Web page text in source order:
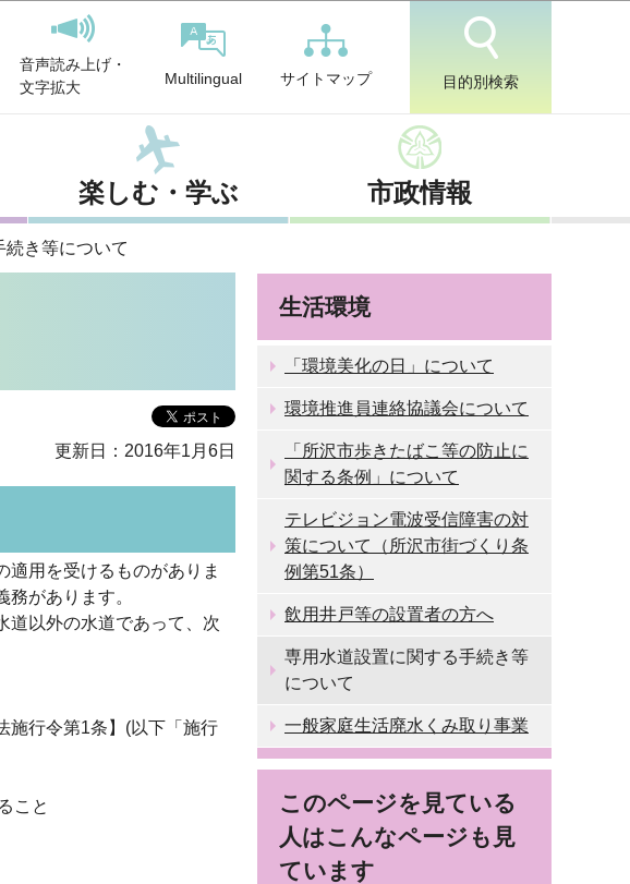
音声読み上げ・
文字拡大
Multilingual サイトマップ 目的別検索
楽しむ・学ぶ 市政情報
き等について
更新日：2016年1月6日
用を受けるものがありま
があります。
道以外の水道であって、次
施行令第1条】(以下「施行
こと
生活環境
「環境美化の日」について
環境推進員連絡協議会について
「所沢市歩きたばこ等の防止に
関する条例」について
テレビジョン電波受信障害の対
策について（所沢市街づくり条
例第51条）
飲用井戸等の設置者の方へ
専用水道設置に関する手続き等
について
一般家庭生活廃水くみ取り事業
このページを見ている
人はこんなページも見
ています